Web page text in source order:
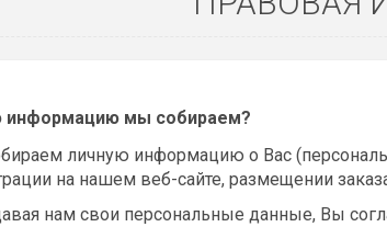
информацию мы собираем?
личную информацию о Вас
на нашем веб-сайте, размещении
нам свои персональные данные, Вы